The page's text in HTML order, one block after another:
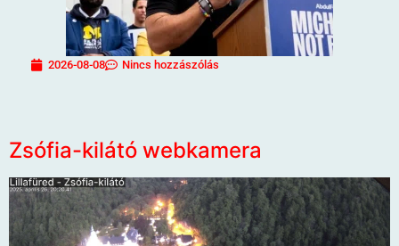
2026-08-08 Nincs hozzászólás
Zsófia-kilátó webkamera